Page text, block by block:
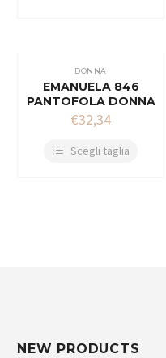
DONNA
EMANUELA 846
PANTOFOLA DONNA
€32,34
Scegli taglia
NEW PRODUCTS